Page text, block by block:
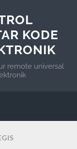
KODE
remote universal